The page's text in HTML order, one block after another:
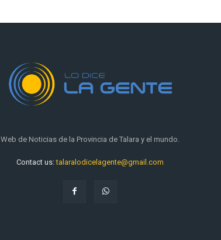
Web de Noticias de la Provincia de Talara y el mundo.
Contact us:talaralodicelagente@gmail.com